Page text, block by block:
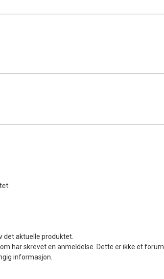
det aktuelle produktet.
har skrevet en anmeldelse. Dette er ikke et forum.
informasjon.